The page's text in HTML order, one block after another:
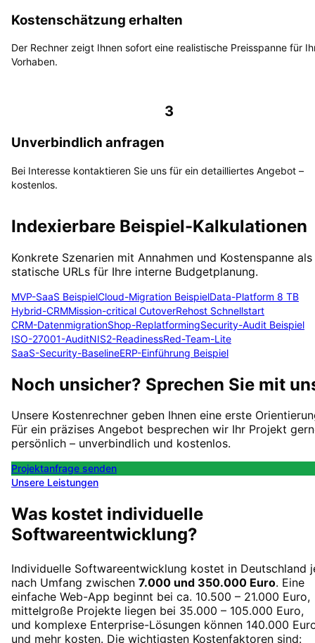
Kostenschätzung erhalten
Der Rechner zeigt Ihnen sofort eine realistische Preisspanne für
Vorhaben.
3
Unverbindlich anfragen
Bei Interesse kontaktieren Sie uns für ein detailliertes Angebot –
kostenlos.
Indexierbare Beispiel-Kalkulationen
Konkrete Szenarien mit Annahmen und Kostenspanne als
statische URLs für Ihre interne Budgetplanung.
MVP-SaaS BeispielCloud-Migration BeispielData-Platform 8 TB
Hybrid-CRMMission-critical CutoverRehost Schnellstart
CRM-DatenmigrationShop-ReplatformingSecurity-Audit Beispiel
ISO-27001-AuditNIS2-ReadinessRed-Team-Lite
SaaS-Security-BaselineERP-Einführung Beispiel
Noch unsicher? Sprechen Sie mit
Unsere Kostenrechner geben Ihnen eine erste
Für ein präzises Angebot besprechen wir Ihr Projekt
persönlich – unverbindlich und kostenlos.
Projektanfrage senden
Unsere Leistungen
Was kostet individuelle
Softwareentwicklung?
Individuelle Softwareentwicklung kostet in Deutschland
nach Umfang zwischen 7.000 und 350.000 Euro. Eine
einfache Web-App beginnt bei ca. 10.500 – 21.000 Euro,
mittelgroße Projekte liegen bei 35.000 – 105.000 Euro,
und komplexe Enterprise-Lösungen können 140.000
und mehr kosten. Die wichtigsten Kostenfaktoren sind: